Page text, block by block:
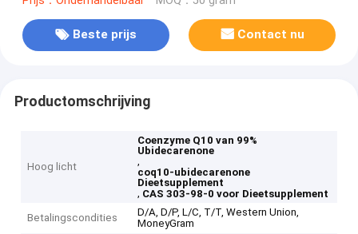
Beste prijs Contact nu
Productomschrijving
Hoog licht
Coenzyme Q10 van 99%
Ubidecarenone
,
coq10-ubidecarenone
Dieetsupplement
, CAS 303-98-0 voor Dieetsupplement
Betalingscondities
D/A, D/P, L/C, T/T, Western Union,
MoneyGram